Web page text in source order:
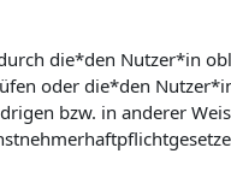
die*den Nutzer*in
oder die*den
bzw. in anderer